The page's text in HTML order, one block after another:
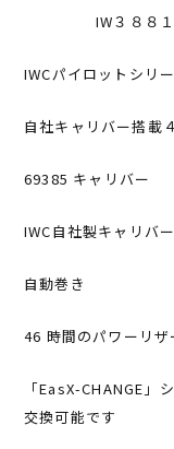
IW３８８
IWCパイロットシリ
自社キャリバー搭載
69385 キャリバー
IWC自社製キャリバー
自動巻き
46 時間のパワーリザ
「EasX-CHANGE」
交換可能です